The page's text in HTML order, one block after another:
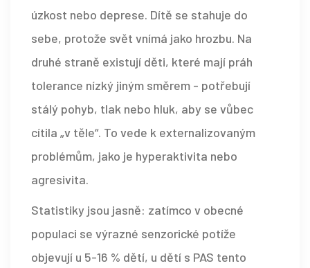
úzkost nebo deprese. Dítě se stahuje do
sebe, protože svět vnímá jako hrozbu. Na
druhé straně existují děti, které mají práh
tolerance nízký jiným směrem - potřebují
stálý pohyb, tlak nebo hluk, aby se vůbec
cítila „v těle“. To vede k externalizovaným
problémům, jako je hyperaktivita nebo
agresivita.
Statistiky jsou jasně: zatímco v obecné
populaci se výrazné senzorické potíže
objevují u 5-16 % dětí, u dětí s PAS tento